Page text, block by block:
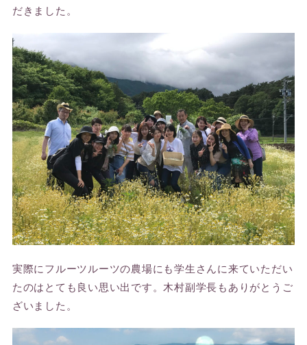
だきました。
実際にフルーツルーツの農場にも学生さんに来ていただい
たのはとても良い思い出です。木村副学長もありがとうご
ざいました。